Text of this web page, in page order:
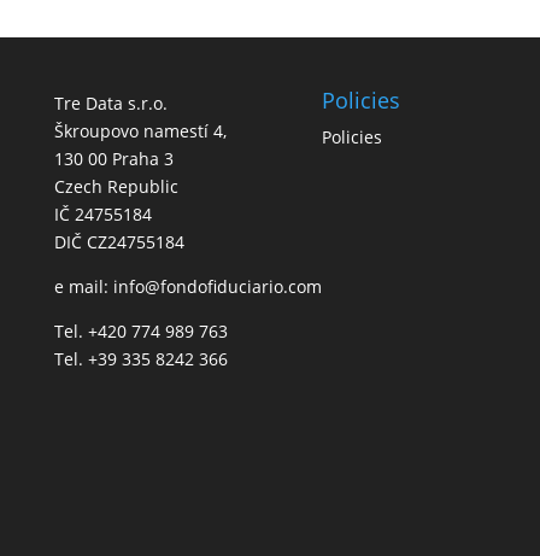
Tre Data s.r.o.
Škroupovo namestí 4,
130 00 Praha 3
Czech Republic
IČ 24755184
DIČ CZ24755184
e mail: info@fondofiduciario.com
Tel. +420 774 989 763
Tel. +39 335 8242 366
Policies
Policies